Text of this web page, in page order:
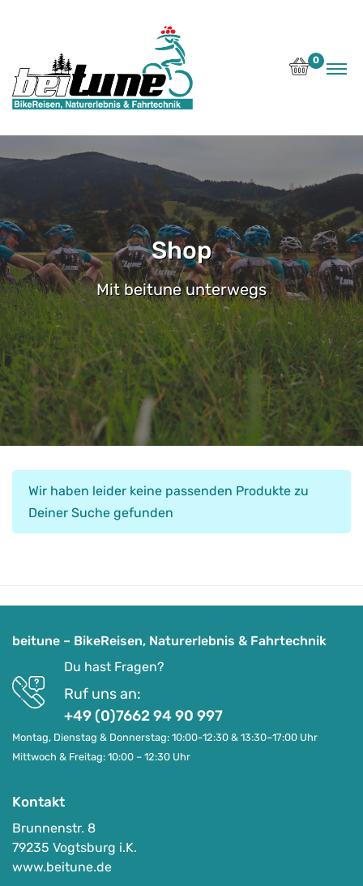
0
Shop
Mit beitune unterwegs
Wir haben leider keine passenden Produkte zu
Deiner Suche gefunden
beitune – BikeReisen, Naturerlebnis & Fahrtechnik
Du hast Fragen?
Ruf uns an:
+49 (0)7662 94 90 997
Montag, Dienstag & Donnerstag: 10:00-12:30 & 13:30–17:00 Uhr
Mittwoch & Freitag: 10:00 – 12:30 Uhr
Kontakt
Brunnenstr. 8
79235 Vogtsburg i.K.
www.beitune.de